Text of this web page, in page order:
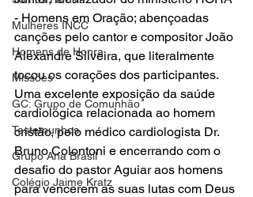
Mulheres INCC
Homens de Honra
Missões
GC: Grupo de Comunhão
Testemunhos
Grupo Ana Brasil
Colégio Jaime Kratz
- Homens em Oração; abençoadas
canções pelo cantor e compositor João
Alexandre Silveira, que literalmente
tocou os corações dos participantes.
Uma excelente exposição da saúde
cardiológica relacionada ao homem
cristão, pelo médico cardiologista Dr.
Bruno Colontoni e encerrando com o
desafio do pastor Aguiar aos homens
para vencerem as suas lutas com Deus